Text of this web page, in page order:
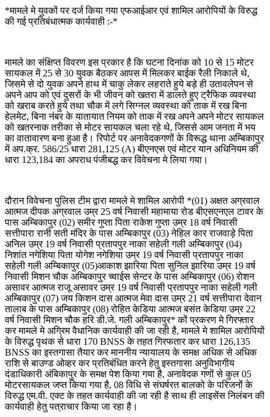
*मामले मे युवकों पर दर्ज किया गया एफआईआर एवं शामिल आरोपियों के विरुद्ध
की गई प्रतिबंधात्मक कार्यवाही :-*
मामले का संक्षिप्त विवरण इस प्रकार है कि घटना दिनांक को 10 से 15 मोटर
सायकल में 25 से 30 युवक बैठकर आपस में मिलकर बाईक रैली निकाले थे,
जिसमे से दो युवक अपने हाथ में चाकु लेकर लहराते हुये बड़े ही उतावलेपन से
अपने आप को एवं दुसरों के भी जीवन को खतरा में डालते हुए ट्रैफिक व्यवस्था
को खराब करते हुये तथा चौक में लगे सिग्नल व्यवस्था को ताक में रख बिना
हेलमेट, बिना नंबर के यातायात नियम को ताक में रख अपने अपने मोटर सायकल
को खतरनाक तरीका से मोटर सायकल चला रहे थे, जिससे आम जनता में भय
का वातावारण बना हुआ है। रिपोर्ट पर अनावेदकगणों के विरूद्ध थाना अम्बिकापुर
में अप.क्र. 586/25 धारा 281,125 (A) बीएनएस एवं मोटर यान अधिनियम की
धारा 123,184 का अपराध पंजीबद्ध कर विवेचना मे लिया गया।
दौरान विवेचना पुलिस टीम द्वारा मामले मे शामिल आरोपी *(01) अक्षत अग्रवाल
आत्मज दीपक अग्रवाल उम्र 25 वर्ष निवासी महामाया रोड बीएसएनएल टावर के
पास अम्बिकापुर (02) समीर गुप्ता पिता राकेश गुप्ता उम्र 18 वर्ष निवासी
सत्तीपारा रानी सती मंदिर के पास अम्बिकापुर (03) नेहिल कार राजवाड़े पिता
अनिल उम्र 19 वर्ष निवासी प्रतापपुर नाका सहेली गली अम्बिकापुर (04)
निशांत नगेशिया पिता योगेश नगेशिया उम्र 19 वर्ष निवासी प्रतापपुर नाका
सहेली गली अम्बिकापुर (05)आकाश झारिया पिता सुनिल झारिया उम्र 19 वर्ष
निवासी मिशन चौक अम्बिकापुर च्वाईस सेन्टर के पास अम्बिकापुर (06) रोशन
असावर आत्मज राजू असावर उम्र 19 वर्ष निवासी प्रतापपुर नाका सहेली गली
अम्बिकापुर (07) जय किशन दास आत्मज मेवा दास उम्र 21 वर्ष सत्तीपारा देवान
तालाब के पास अम्बिकापुर (08) रोहित केडिया आत्मज बसंत केडिया उम्र 22
वर्ष निवासी मिशन चौक हरि डी.जे. गली अम्बिकापुर* कों प्रकरण मे गिरफ्तार
कर मामले मे अग्रिम वैधानिक कार्यवाही की जा रही है, मामले मे शामिल आरोपियों
के विरुद्ध पृथक से धारा 170 BNSS के तहत गिरफतार कर धारा 126,135
BNSS का इस्तगासा तैयार कर माननीय न्यायालय के समक्ष अधिक से अधिक
राशि से बाउण्ड ओव्हर कर प्रतिबंधित करने हेतु इस्तगासा अनुविभागीय
दंडाधिकारी अंबिकापुर के समक्ष पेश किया गया है, अनावेदक गणों से कुल 05
मोटरसायकल जप्त किया गया है, 08 विधि से संघर्षरत बालको के परिजनों के
विरुद्ध एम.वी. एक्ट के तहत कार्यवाही की जा रही है साथ ही लाइसेंस निलंबन की
कार्यवाही हेतु पत्राचार किया जा रहा है।